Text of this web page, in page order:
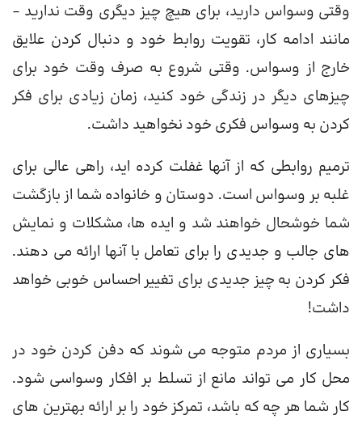
وقتی وسواس دارید، برای هیچ چیز دیگری وقت ندارید –
مانند ادامه کار، تقویت روابط خود و دنبال کردن علایق
خارج از وسواس. وقتی شروع به صرف وقت خود برای
چیزهای دیگر در زندگی خود کنید، زمان زیادی برای فکر
کردن به وسواس فکری خود نخواهید داشت.
ترمیم روابطی که از آنها غفلت کرده اید، راهی عالی برای
غلبه بر وسواس است. دوستان و خانواده شما از بازگشت
شما خوشحال خواهند شد و ایده ها، مشکلات و نمایش
های جالب و جدیدی را برای تعامل با آنها ارائه می دهند.
فکر کردن به چیز جدیدی برای تغییر احساس خوبی خواهد
داشت!
بسیاری از مردم متوجه می شوند که دفن کردن خود در
محل کار می تواند مانع از تسلط بر افکار وسواسی شود.
کار شما هر چه که باشد، تمرکز خود را بر ارائه بهترین های